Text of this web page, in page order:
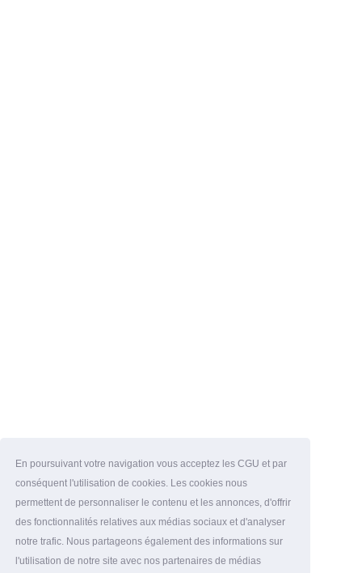
En poursuivant votre navigation vous acceptez les CGU et par
conséquent l'utilisation de cookies. Les cookies nous
permettent de personnaliser le contenu et les annonces, d'offrir
des fonctionnalités relatives aux médias sociaux et d'analyser
notre trafic. Nous partageons également des informations sur
l'utilisation de notre site avec nos partenaires de médias